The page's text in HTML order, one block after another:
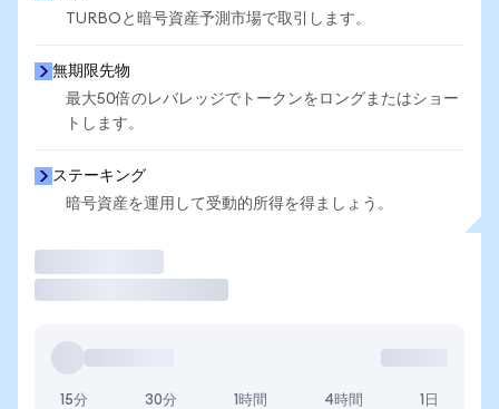
TURBOと暗号資産予測市場で取引します。
無期限先物
最大50倍のレバレッジでトークンをロングまたはショー
トします。
ステーキング
暗号資産を運用して受動的所得を得ましょう。
15分 30分 1時間 4時間 1日